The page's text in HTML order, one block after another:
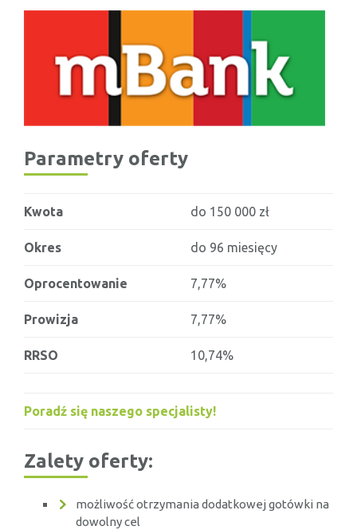
Parametry oferty
Kwota do 150 000 zł
Okres do 96 miesięcy
Oprocentowanie 7,77%
Prowizja 7,77%
RRSO 10,74%
Poradź się naszego specjalisty!
Zalety oferty:
możliwość otrzymania dodatkowej gotówki na
dowolny cel